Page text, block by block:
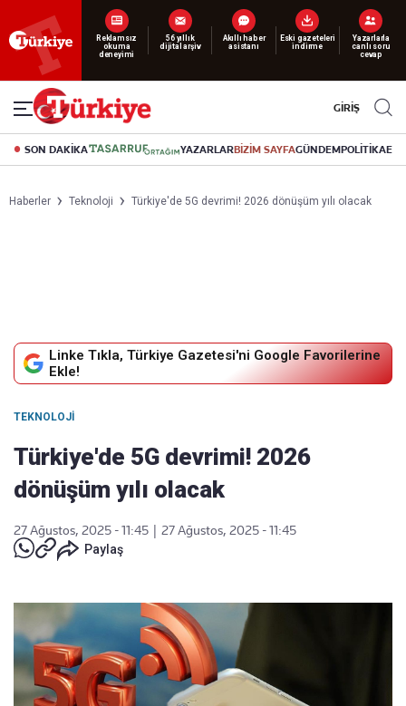
Yeni nesil dijital
abonelik 19 TL’den başlayan fiyatlarla.
GİRİŞ
SON DAKİKA YAZARLARBİZİM SAYFAGÜNDEMPOLİTİKA
Haberler Teknoloji Türkiye'de 5G devrimi! 2026 dönüşüm yılı olacak
Linke Tıkla, Türkiye Gazetesi'ni Google Favorilerine
Ekle!
TEKNOLOJI
Türkiye'de 5G devrimi! 2026
dönüşüm yılı olacak
27 Ağustos, 2025 - 11:45
27 Ağustos, 2025 - 11:45
Paylaş